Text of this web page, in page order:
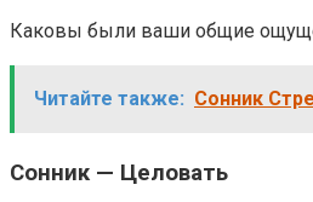
Каковы были ваши общие
Читайте также: Сонник
Сонник — Целовать